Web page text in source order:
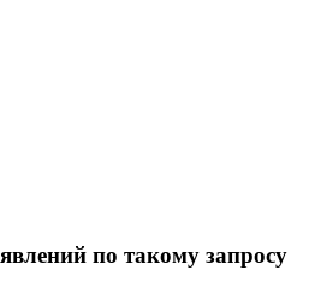
по такому запросу